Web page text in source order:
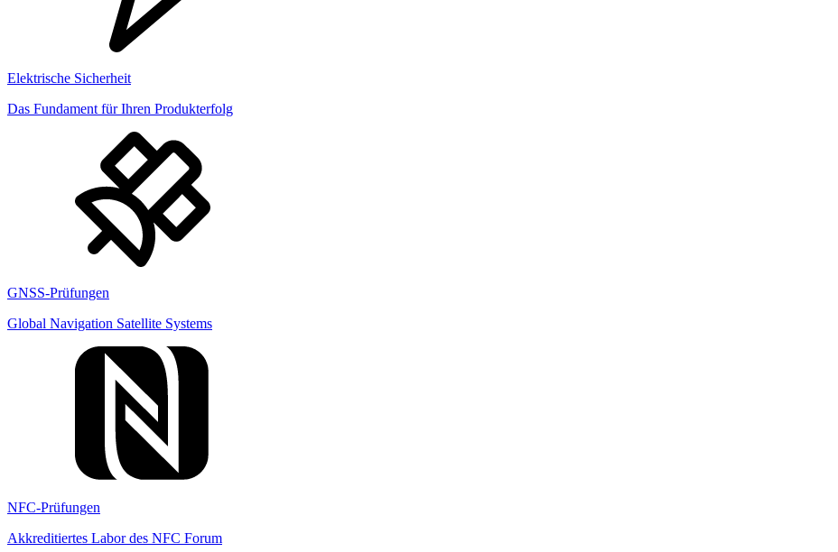
Elektrische Sicherheit
Das Fundament für Ihren Produkterfolg
GNSS-Prüfungen
Global Navigation Satellite Systems
NFC-Prüfungen
Akkreditiertes Labor des NFC Forum